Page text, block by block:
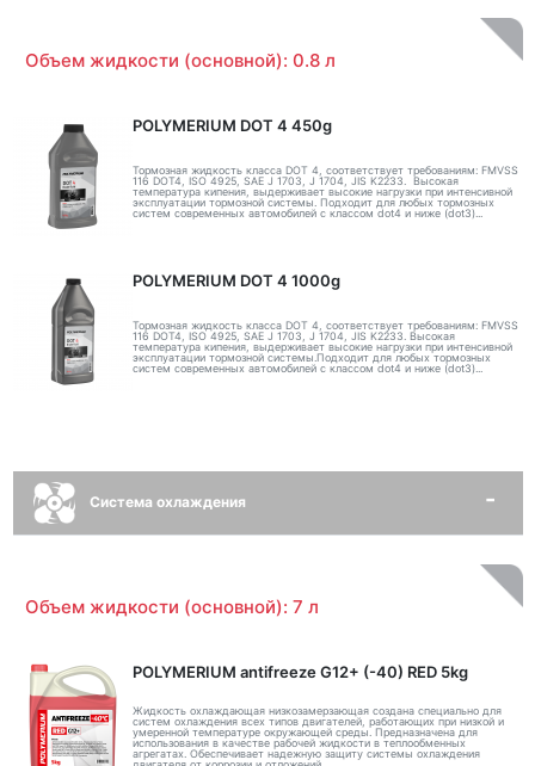
Объем жидкости (основной): 0.8 л
POLYMERIUM DOT 4 450g
Тормозная жидкость класса DOT 4, соответствует требованиям: FMVSS
116 DOT4, ISO 4925, SAE J 1703, J 1704, JIS K2233. Высокая
температура кипения, выдерживает высокие нагрузки при интенсивной
эксплуатации тормозной системы. Подходит для любых тормозных
систем современных автомобилей с классом dot4 и ниже (dot3)...
POLYMERIUM DOT 4 1000g
Тормозная жидкость класса DOT 4, соответствует требованиям: FMVSS
116 DOT4, ISO 4925, SAE J 1703, J 1704, JIS K2233. Высокая
температура кипения, выдерживает высокие нагрузки при интенсивной
эксплуатации тормозной системы.Подходит для любых тормозных
систем современных автомобилей с классом dot4 и ниже (dot3)...
Система охлаждения
Объем жидкости (основной): 7 л
POLYMERIUM antifreeze G12+ (-40) RED 5kg
Жидкость охлаждающая низкозамерзающая создана специально для
систем охлаждения всех типов двигателей, работающих при низкой и
умеренной температуре окружающей среды. Предназначена для
использования в качестве рабочей жидкости в теплообменных
агрегатах. Обеспечивает надежную защиту системы охлаждения